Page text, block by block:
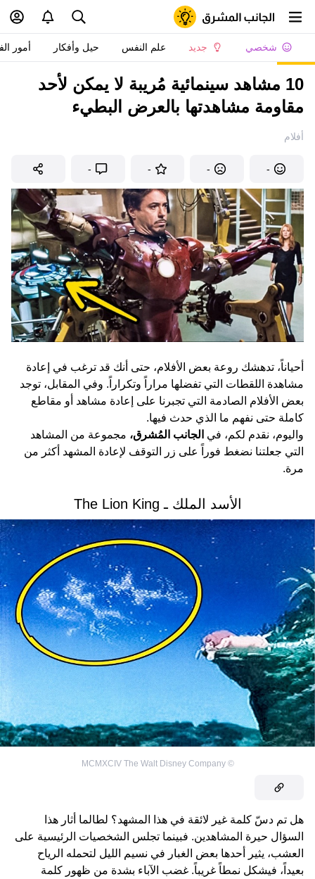
شخصي جديد علم النفس حيل وأفكار أمور
10 مشاهد سينمائية مُريبة لا يمكن لأحد
مقاومة مشاهدتها بالعرض البطيء
أفلام
-
-
-
-
أحياناً، تدهشك روعة بعض الأفلام، حتى أنك قد ترغب في إعادة
مشاهدة اللقطات التي تفضلها مراراً وتكراراً. وفي المقابل، توجد
بعض الأفلام الصادمة التي تجبرنا على إعادة مشاهد أو مقاطع
كاملة حتى نفهم ما الذي حدث فيها.
واليوم، نقدم لكم، في الجانب المُشرق، مجموعة من المشاهد
التي جعلتنا نضغط فوراً على زر التوقف لإعادة المشهد أكثر من
مرة.
الأسد الملك ـ The Lion King
©
MCMXCIV The Walt Disney Company
هل تم دسّ كلمة غير لائقة في هذا المشهد؟ لطالما أثار هذا
السؤال حيرة المشاهدين. فبينما تجلس الشخصيات الرئيسية على
العشب، يثير أحدها بعض الغبار في نسيم الليل لتحمله الرياح
بعيداً، فيشكل نمطاً غريباً. غضب الآباء بشدة من ظهور كلمة